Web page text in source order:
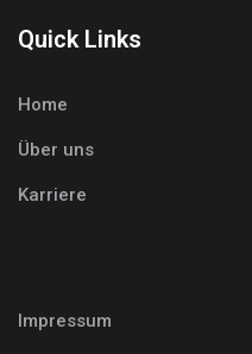
Quick Links
Home
Über uns
Karriere
Impressum